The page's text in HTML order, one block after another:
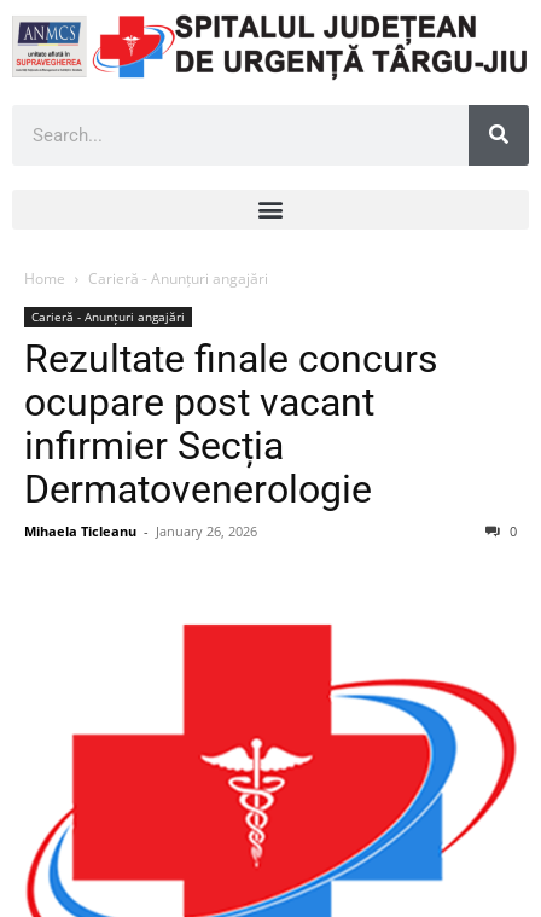
Home Carieră - Anunțuri angajări
Carieră - Anunțuri angajări
Rezultate finale concurs
ocupare post vacant
infirmier Secția
Dermatovenerologie
Mihaela Ticleanu - January 26, 2026 0